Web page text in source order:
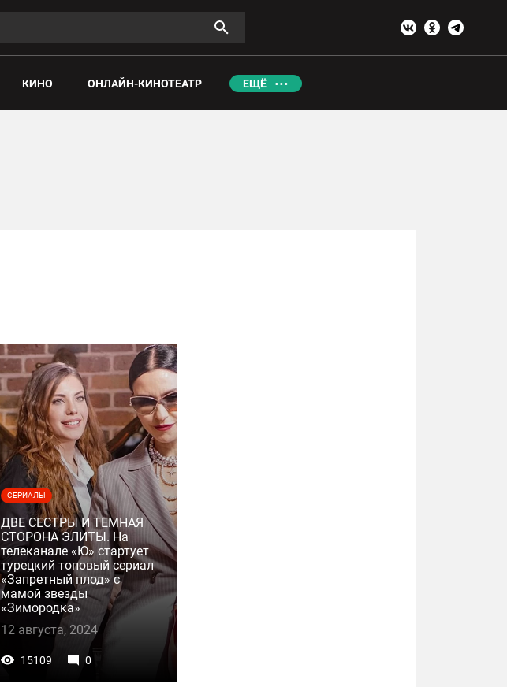
КИНО ОНЛАЙН-КИНОТЕАТР ЕЩЁ
СЕРИАЛЫ
ДВЕ СЕСТРЫ И ТЕМНАЯ
СТОРОНА ЭЛИТЫ. На
телеканале «Ю» стартует
турецкий топовый сериал
«Запретный плод» с
мамой звезды
«Зимородка»
12 августа, 2024
15109 0